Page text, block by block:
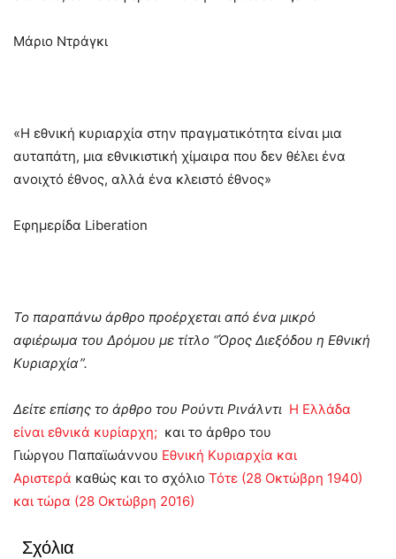
Μάριο Ντράγκι
«Η εθνική κυριαρχία στην πραγματικότητα είναι μια
αυταπάτη, μια εθνικιστική χίμαιρα που δεν θέλει ένα
ανοιχτό έθνος, αλλά ένα κλειστό έθνος»
Εφημερίδα Liberation
Το παραπάνω άρθρο προέρχεται από ένα μικρό
αφιέρωμα του Δρόμου με τίτλο “Όρος Διεξόδου η Εθνική
Κυριαρχία”.
Δείτε επίσης το άρθρο του Ρούντι Ρινάλντι Η Ελλάδα
είναι εθνικά κυρίαρχη; και το άρθρο του
Γιώργου Παπαϊωάννου Εθνική Κυριαρχία και
Αριστερά καθώς και το σχόλιο Τότε (28 Οκτώβρη 1940)
και τώρα (28 Οκτώβρη 2016)
Σχόλια